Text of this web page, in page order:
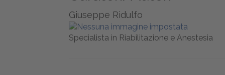
Giuseppe Ridulfo
Specialista in Riabilitazione e Anestesia